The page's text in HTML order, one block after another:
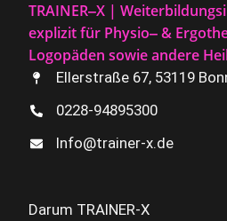
TRAINER‒X |
explizit für Physio‒ &
Logopäden sowie andere
Ellerstraße 67, 53119
0228-94895300
Info@trainer-x.de
Darum TRAINER-X